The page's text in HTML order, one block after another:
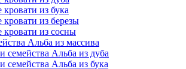
из бука
из березы
кровати из сосны
Альба из массива
семейства Альба из дуба
семейства Альба из бука